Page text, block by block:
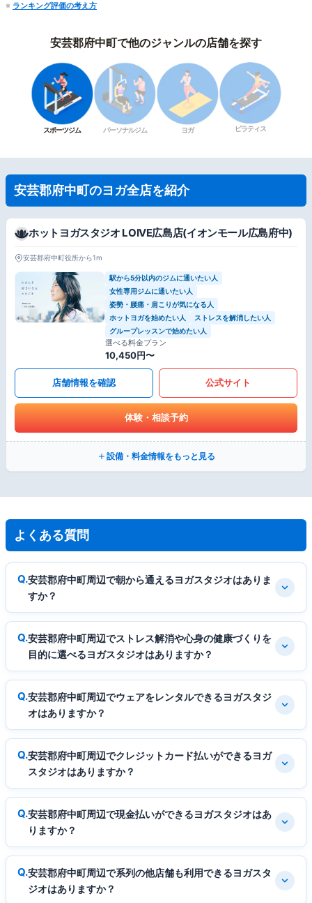
※ ランキング評価の考え方
安芸郡府中町で他のジャンルの店舗を探す
スポーツジム パーソナルジム ヨガ ピラティス
安芸郡府中町のヨガ全店を紹介
ホットヨガスタジオ LOIVE広島店(イオンモール広島府中)
安芸郡府中町役所から1m
駅から5分以内のジムに通いたい人
女性専用ジムに通いたい人
姿勢・腰痛・肩こりが気になる人
ホットヨガを始めたい人
ストレスを解消したい人
グループレッスンで始めたい人
選べる料金プラン
10,450円〜
店舗情報を確認 公式サイト
体験・相談予約
設備・料金情報をもっと見る
よくある質問
安芸郡府中町周辺で朝から通えるヨガスタジオはありま
すか？
安芸郡府中町周辺でストレス解消や心身の健康づくりを
目的に選べるヨガスタジオはありますか？
安芸郡府中町周辺でウェアをレンタルできるヨガスタジ
オはありますか？
安芸郡府中町周辺でクレジットカード払いができるヨガ
スタジオはありますか？
安芸郡府中町周辺で現金払いができるヨガスタジオはあ
りますか？
安芸郡府中町周辺で系列の他店舗も利用できるヨガスタ
ジオはありますか？